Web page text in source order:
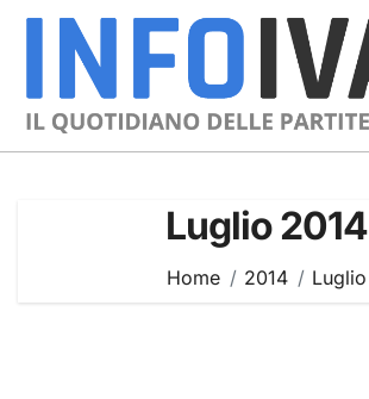
Skip
Luglio 2014
Home 2014 Luglio